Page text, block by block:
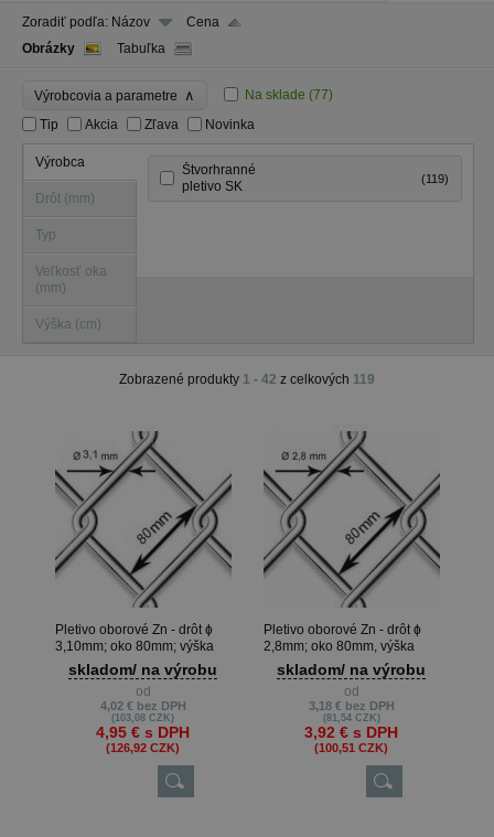
Zoradiť podľa: Názov
Cena
Obrázky
Tabuľka
Výrobcovia a parametre ∧ Na sklade (77)
Tip
Akcia Zľava Novinka
Výrobca
Drôt (mm)
Typ
Veľkosť oka
(mm)
Výška (cm)
Štvorhranné
pletivo SK
(119)
Zobrazené produkty 1 - 42 z celkových 119
Pletivo oborové Zn - drôt ɸ
3,10mm; oko 80mm; výška
100cm
skladom/ na výrobu
od
4,02 € bez DPH
(103,08 CZK)
4,95 € s DPH
(126,92 CZK)
Pletivo oborové Zn - drôt ɸ
2,8mm; oko 80mm, výška
100cm
skladom/ na výrobu
od
3,18 € bez DPH
(81,54 CZK)
3,92 € s DPH
(100,51 CZK)